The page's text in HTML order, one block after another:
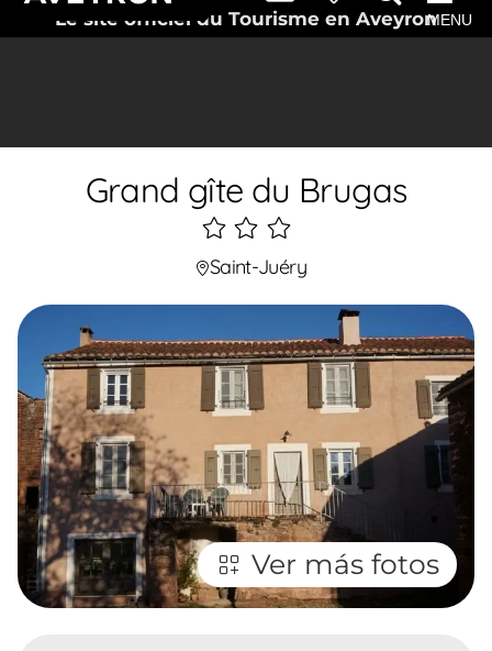
Le site officiel du Tourisme en AveyronMENU
Grand gîte du Brugas
3
étoiles
Saint-Juéry
Ver más fotos